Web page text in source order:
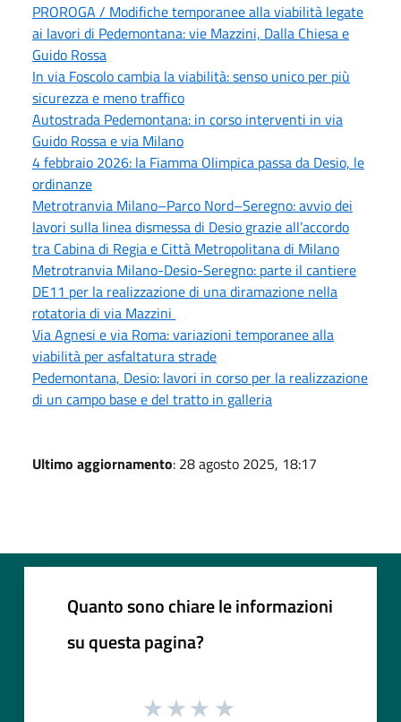
PROROGA / Modifiche temporanee alla viabilità legate
ai lavori di Pedemontana: vie Mazzini, Dalla Chiesa e
Guido Rossa
In via Foscolo cambia la viabilità: senso unico per più
sicurezza e meno traffico
Autostrada Pedemontana: in corso interventi in via
Guido Rossa e via Milano
4 febbraio 2026: la Fiamma Olimpica passa da Desio, le
ordinanze
Metrotranvia Milano–Parco Nord–Seregno: avvio dei
lavori sulla linea dismessa di Desio grazie all’accordo
tra Cabina di Regia e Città Metropolitana di Milano
Metrotranvia Milano-Desio-Seregno: parte il cantiere
DE11 per la realizzazione di una diramazione nella
rotatoria di via Mazzini
Via Agnesi e via Roma: variazioni temporanee alla
viabilità per asfaltatura strade
Pedemontana, Desio: lavori in corso per la realizzazione
di un campo base e del tratto in galleria
Ultimo aggiornamento: 28 agosto 2025, 18:17
Quanto sono chiare le informazioni
su questa pagina?